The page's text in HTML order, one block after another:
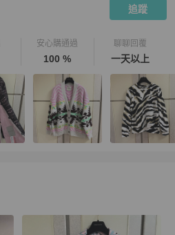
追蹤
安心購通過
100 %
聊聊回覆
一天以上